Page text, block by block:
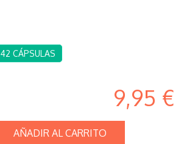
42 CÁPSULAS
9,95 €
AÑADIR AL CARRITO